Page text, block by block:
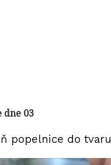
dne 03
popelnice do tvaru